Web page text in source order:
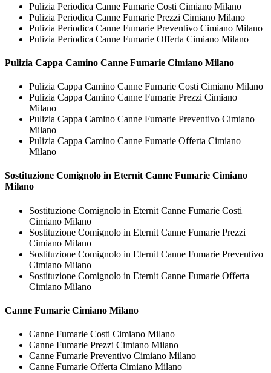
Pulizia Periodica Canne Fumarie Costi Cimiano Milano
Pulizia Periodica Canne Fumarie Prezzi Cimiano Milano
Pulizia Periodica Canne Fumarie Preventivo Cimiano Milano
Pulizia Periodica Canne Fumarie Offerta Cimiano Milano
Pulizia Cappa Camino Canne Fumarie Cimiano Milano
Pulizia Cappa Camino Canne Fumarie Costi Cimiano Milano
Pulizia Cappa Camino Canne Fumarie Prezzi Cimiano
Milano
Pulizia Cappa Camino Canne Fumarie Preventivo Cimiano
Milano
Pulizia Cappa Camino Canne Fumarie Offerta Cimiano
Milano
Sostituzione Comignolo in Eternit Canne Fumarie Cimiano
Milano
Sostituzione Comignolo in Eternit Canne Fumarie Costi
Cimiano Milano
Sostituzione Comignolo in Eternit Canne Fumarie Prezzi
Cimiano Milano
Sostituzione Comignolo in Eternit Canne Fumarie Preventivo
Cimiano Milano
Sostituzione Comignolo in Eternit Canne Fumarie Offerta
Cimiano Milano
Canne Fumarie Cimiano Milano
Canne Fumarie Costi Cimiano Milano
Canne Fumarie Prezzi Cimiano Milano
Canne Fumarie Preventivo Cimiano Milano
Canne Fumarie Offerta Cimiano Milano